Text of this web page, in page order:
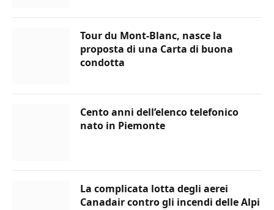
Tour du Mont-Blanc, nasce la
proposta di una Carta di buona
condotta
Cento anni dell’elenco telefonico
nato in Piemonte
La complicata lotta degli aerei
Canadair contro gli incendi delle Alpi